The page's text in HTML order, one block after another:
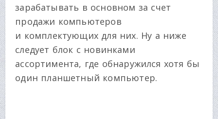
зарабатывать в основном за счет
продажи компьютеров
и комплектующих для них. Ну а ниже
следует блок с новинками
ассортимента, где обнаружился хотя бы
один планшетный компьютер.